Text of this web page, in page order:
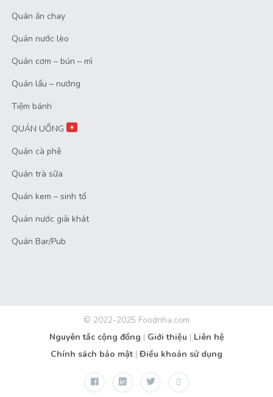
Quán ăn chay
Quán nước lèo
Quán cơm – bún – mì
Quán lẩu – nướng
Tiệm bánh
QUÁN UỐNG
★
Quán cà phê
Quán trà sữa
Quán kem – sinh tố
Quán nước giải khát
Quán Bar/Pub
© 2022-2025 Foodnha.com
Nguyên tắc cộng đồng | Giới thiệu | Liên hệ
Chính sách bảo mật | Điều khoản sử dụng